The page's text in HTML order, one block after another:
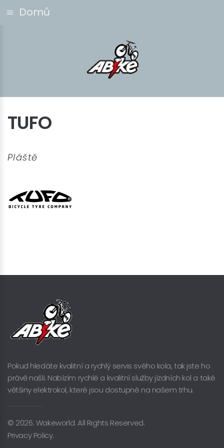
Domů
TUFO
Pláště
Pokud hledáte kvalitní a rychlý servis svého kola, tak jste ho
právě našli. Nabízím rychlé a kvalitní služby jízdních kol a také
většiny elektrokol, které jsou dostupné na našem trhu.
© 2026. Wakeworld. All Rights Reserved.
Privacy Policy.